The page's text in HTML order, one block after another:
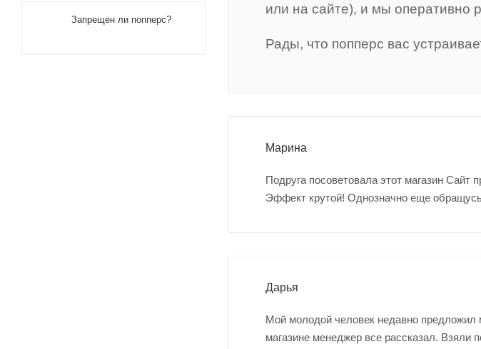
или на сайте), и мы оперативно
Рады, что попперс вас
Марина
Подруга посоветовала этот магазин Сайт
Эффект крутой! Однозначно еще
Дарья
Мой молодой человек недавно предложил
магазине менеджер все рассказал.
Запрещен ли попперс?